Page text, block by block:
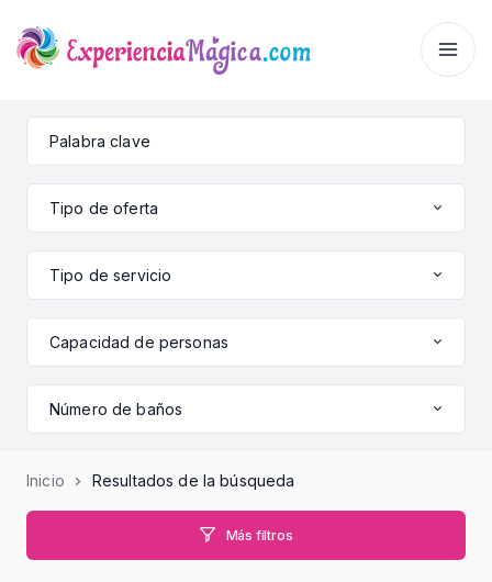
Tipo de oferta
Tipo de servicio
Capacidad de personas
Número de baños
Inicio Resultados de la búsqueda
Más filtros